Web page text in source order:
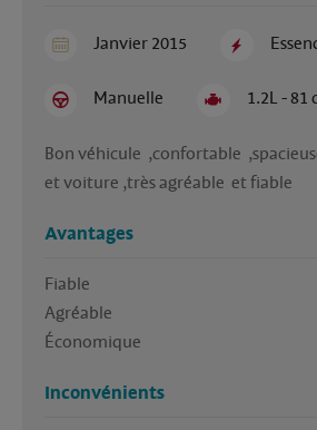
Janvier 2015
Manuelle 1.2L - 81
Bon véhicule  ,confortable
et voiture ,très agréable  et fiable
Avantages
Fiable
Agréable
Économique
Inconvénients